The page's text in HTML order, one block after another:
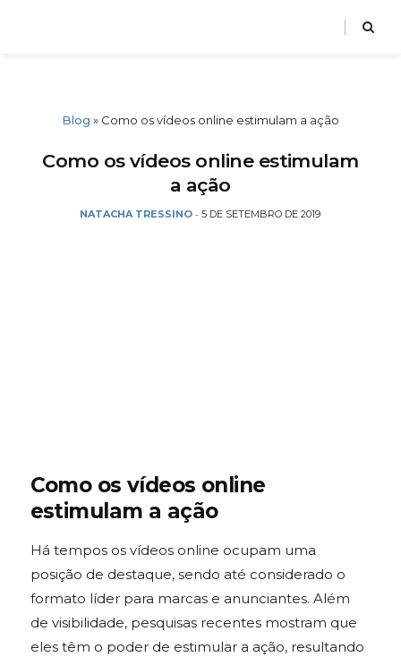
Blog » Como os vídeos online estimulam a ação
Como os vídeos online estimulam
a ação
NATACHA TRESSINO - 5 DE SETEMBRO DE 2019
Como os vídeos online
estimulam a ação
Há tempos os vídeos online ocupam uma
posição de destaque, sendo até considerado o
formato líder para marcas e anunciantes. Além
de visibilidade, pesquisas recentes mostram que
eles têm o poder de estimular a ação, resultando